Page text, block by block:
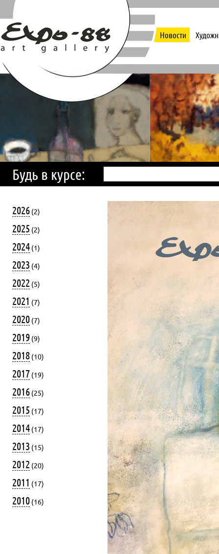
Новости
Будь в курсе:
2026 (2)
2025 (2)
2024 (1)
2023 (4)
2022 (5)
2021 (7)
2020 (7)
2019 (9)
2018 (10)
2017 (19)
2016 (25)
2015 (17)
2014 (17)
2013 (15)
2012 (20)
2011 (17)
2010 (16)